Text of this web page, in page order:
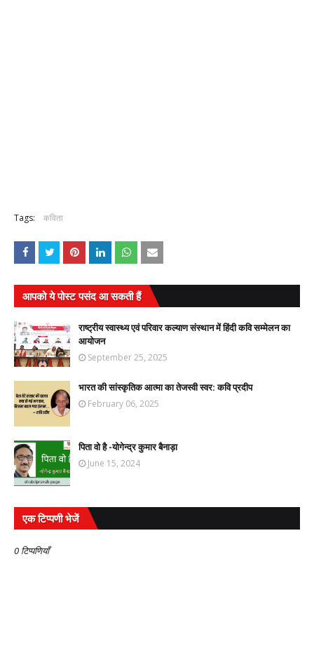
Tags: कविता
आपको ये पोस्ट पसंद आ सकती हैं
राष्ट्रीय स्वास्थ्य एवं परिवार कल्याण संस्थान में हिंदी कवि सम्मेलन का
आयोजन
September 25, 2025
भारत की सांस्कृतिक आत्मा का तेजस्वी स्वर: कवि प्रदीप
February 06, 2025
पिता वो है -योगेन्द्र कुमार बैनाड़ा
June 15, 2024
एक टिप्पणी भेजें
0 टिप्पणियाँ